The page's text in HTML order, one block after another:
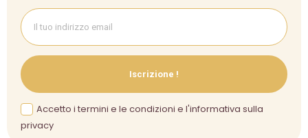
Iscrizione !
Accetto i termini e le condizioni e l'informativa sulla
privacy